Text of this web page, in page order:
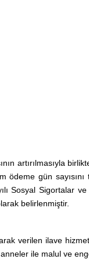
artırılmasıyla
ödeme gün sayısını
Sosyal Sigortalar
belirlenmiştir.
verilen ilave
ile malul ve